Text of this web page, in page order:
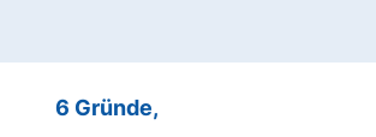
6 Gründe,